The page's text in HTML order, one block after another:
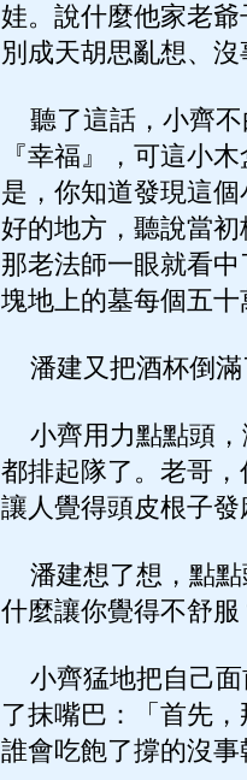
娃。說什麼他家老
別成天胡思亂想、沒
聽了這話，小齊不
『幸福』，可這小
是，你知道發現這
好的地方，聽說當
那老法師一眼就看
塊地上的墓每個五十
潘建又把酒杯倒滿
小齊用力點點頭，
都排起隊了。老哥
讓人覺得頭皮根子發
潘建想了想，點點
什麼讓你覺得不舒服
小齊猛地把自己面
了抹嘴巴：「首先
誰會吃飽了撐的沒事